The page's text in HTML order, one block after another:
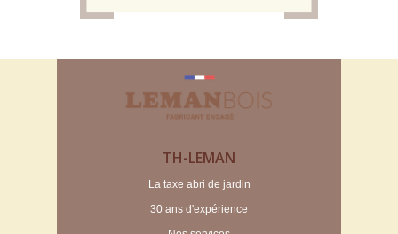
TH-LEMAN
La taxe abri de jardin
30 ans d'expérience